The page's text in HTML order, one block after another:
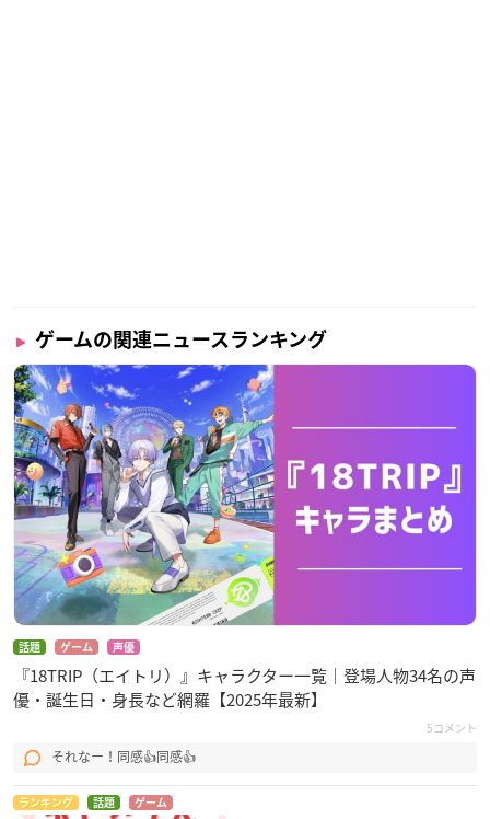
ゲームの関連ニュースランキング
話題 ゲーム 声優
『18TRIP（エイトリ）』キャラクター一覧｜登場人物34名の声
優・誕生日・身長など網羅【2025年最新】
5コメント
それなー！同感👍同感👍
ランキング 話題 ゲーム